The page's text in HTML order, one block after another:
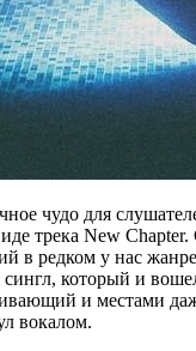
чудо для
трека New
в редком у нас жанре
который и
и местами
вокалом.